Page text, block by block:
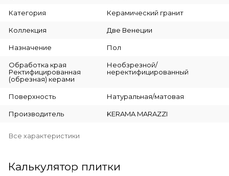
Категория Керамический гранит
Коллекция Две Венеции
Назначение Пол
Обработка края
Ректифицированная
(обрезная) керами
Необзрезной/
неректифицированный
Поверхность Натуральная/матовая
Производитель KERAMA MARAZZI
Все характеристики
Калькулятор плитки